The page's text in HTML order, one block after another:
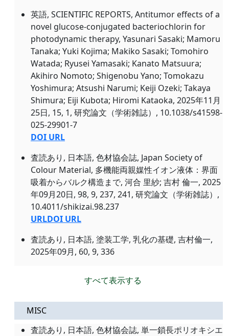
英語, SCIENTIFIC REPORTS, Antitumor effects of a
novel glucose-conjugated bacteriochlorin for
photodynamic therapy, Yasunari Sasaki; Mamoru
Tanaka; Yuki Kojima; Makiko Sasaki; Tomohiro
Watada; Ryusei Yamasaki; Kanato Matsuura;
Akihiro Nomoto; Shigenobu Yano; Tomokazu
Yoshimura; Atsushi Narumi; Keiji Ozeki; Takaya
Shimura; Eiji Kubota; Hiromi Kataoka, 2025年11月
25日, 15, 1, 研究論文（学術雑誌）, 10.1038/s41598-
025-29901-7
DOI URL
査読あり, 日本語, 色材協会誌, Japan Society of
Colour Material, 多機能両親媒性イオン液体：界面
吸着からバルク構造まで, 河合 里紗; 吉村 倫一, 2025
年09月20日, 98, 9, 237, 241, 研究論文（学術雑誌）,
10.4011/shikizai.98.237
URLDOI URL
査読あり, 日本語, 塗装工学, 乳化の基礎, 吉村倫一,
2025年09月, 60, 9, 336
すべて表示する
MISC
査読あり, 日本語, 色材協会誌, 単一鎖長ポリオキシエ